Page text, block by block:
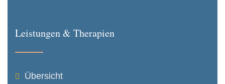
Leistungen & Therapien
Übersicht